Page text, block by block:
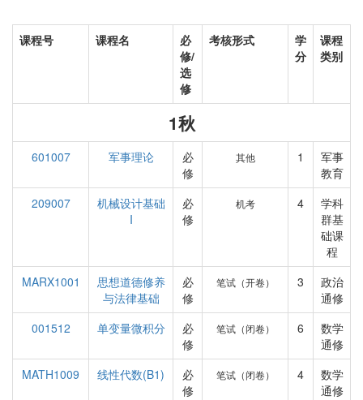
课程号 课程名
必
修/
选
修
考核形式
学
分
课程
类别
1秋
601007 军事理论
必
修
其他 1
军事
教育
209007
机械设计基础
I
必
修
机考 4
学科
群基
础课
程
MARX1001
思想道德修养
与法律基础
必
修
笔试（开卷） 3
政治
通修
001512
单变量微积分
必
修
笔试（闭卷） 6
数学
通修
MATH1009
线性代数(B1)
必
修
笔试（闭卷） 4
数学
通修